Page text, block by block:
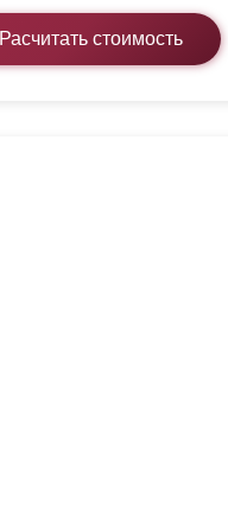
Расчитать стоимость